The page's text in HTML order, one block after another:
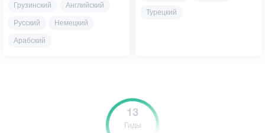
Грузинский
Английский
Русский
Немецкий
Арабский
Турецкий
13
Гиды